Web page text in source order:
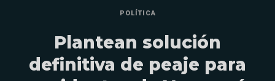
POLÍTICA
Plantean solución
definitiva de peaje para